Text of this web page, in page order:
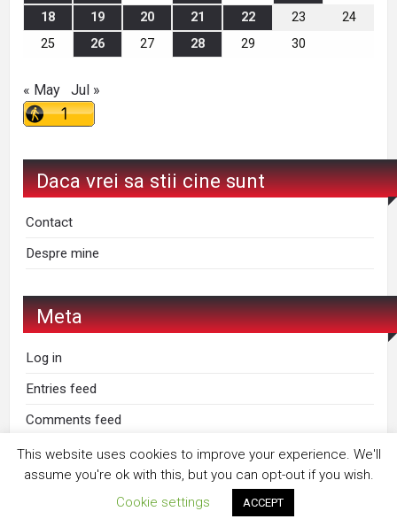
18
19 20 21 22 23
24
25
26 27 28 29 30
« May Jul »
Daca vrei sa stii cine sunt
Contact
Despre mine
Meta
Log in
Entries feed
Comments feed
WordPress.org
WordPress. Design by
This website uses cookies to improve your experience. We'll
assume you're ok with this, but you can opt-out if you wish.
Cookie settings
ACCEPT